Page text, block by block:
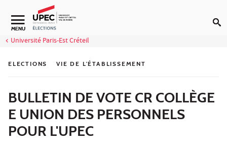
Aller au contenu
Navigation secondaire
MENU
Université Paris-Est Créteil
ELECTIONS VIE DE L'ÉTABLISSEMENT
BULLETIN DE VOTE CR COLLÈGE
E UNION DES PERSONNELS
POUR L'UPEC